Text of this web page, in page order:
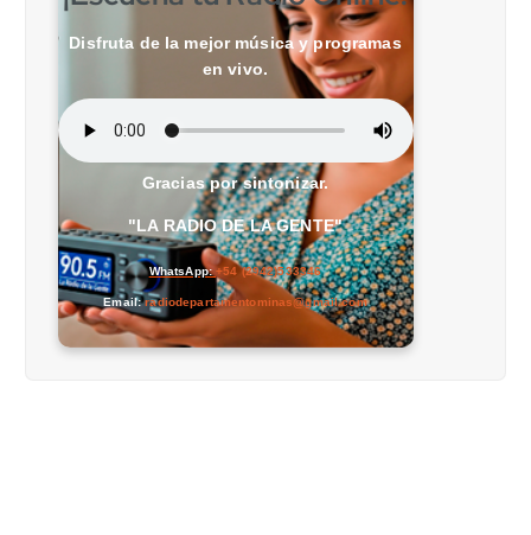
Disfruta de la mejor música y programas
en vivo.
Gracias por sintonizar.
"LA RADIO DE LA GENTE"
WhatsApp:+54 (2942)533346
Email:radiodepartamentominas@gmail.com